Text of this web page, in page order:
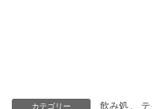
カテゴリー 飲み処 、